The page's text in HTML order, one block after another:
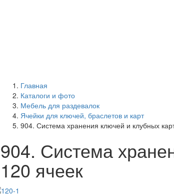
Главная
Каталоги и фото
Мебель для раздевалок
Ячейки для ключей, браслетов и карт
904. Система хранения ключей и клубных
904. Система
120 ячеек